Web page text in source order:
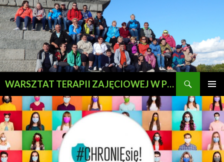
WARSZTAT TERAPII ZAJĘCIOWEJ W PRZEWOZIE
MENU
DO
TREŚCI